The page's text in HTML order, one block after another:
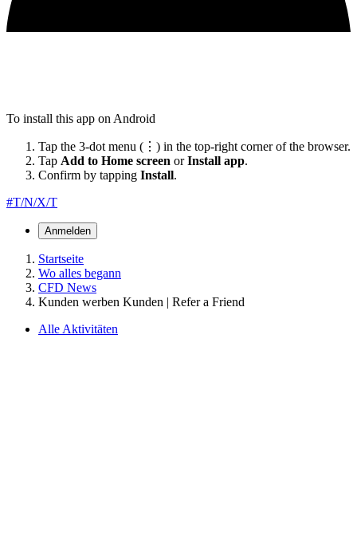
To install this app on Android
Tap the 3-dot menu (⋮) in the top-right corner of the browser.
Tap Add to Home screen orInstall app.
Confirm by tapping Install.
#T/N/X/T
Anmelden
Startseite
Wo alles begann
CFD News
Kunden werben Kunden | Refer a Friend
Alle Aktivitäten